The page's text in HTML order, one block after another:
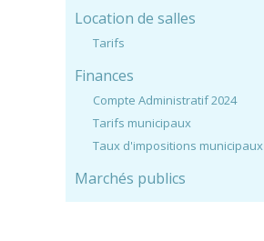
Location de salles
Tarifs
Finances
Compte Administratif 2024
Tarifs municipaux
Taux d'impositions municipaux
Marchés publics